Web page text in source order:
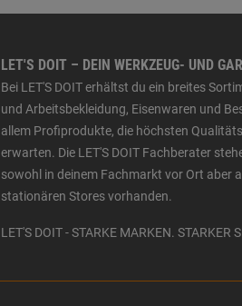
LET'S DOIT – DEIN WERKZEUG- UND
Bei LET'S DOIT erhältst du ein breites
und Arbeitsbekleidung, Eisenwaren und
allem Profiprodukte, die höchsten
erwarten. Die LET'S DOIT Fachberater
sowohl in deinem Fachmarkt vor Ort aber
stationären Stores vorhanden.
LET'S DOIT - STARKE MARKEN. STARKER